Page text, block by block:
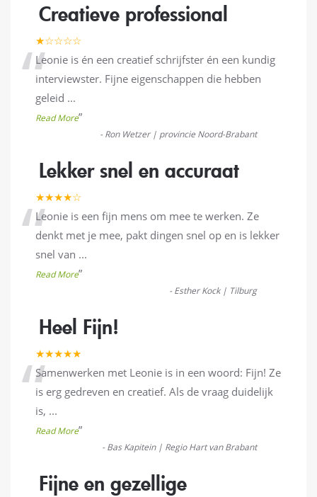
Creatieve professional
★☆☆☆☆
“Leonie is én een creatief schrijfster én een kundig
interviewster. Fijne eigenschappen die hebben
geleid ...
Read More”
- Ron Wetzer | provincie Noord-Brabant
Lekker snel en accuraat
★★★★☆
“Leonie is een fijn mens om mee te werken. Ze
denkt met je mee, pakt dingen snel op en is lekker
snel van ...
Read More”
- Esther Kock | Tilburg
Heel Fijn!
★★★★★
“Samenwerken met Leonie is in een woord: Fijn! Ze
is erg gedreven en creatief. Als de vraag duidelijk
is, ...
Read More”
- Bas Kapitein | Regio Hart van Brabant
Fijne en gezellige